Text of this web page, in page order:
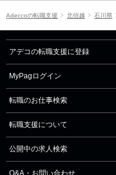
Adeccoの転職支援 北信越 石川県
アデコの転職支援に登録
MyPagログイン
転職のお仕事検索
転職支援について
公開中の求人検索
Q&A・お問い合わせ